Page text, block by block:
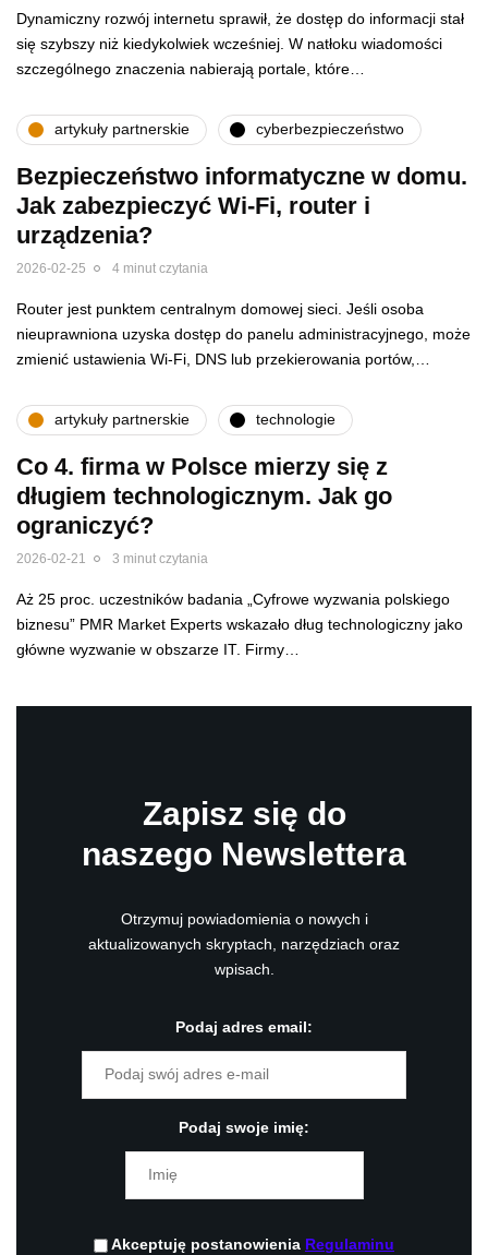
Dynamiczny rozwój internetu sprawił, że dostęp do informacji stał
się szybszy niż kiedykolwiek wcześniej. W natłoku wiadomości
szczególnego znaczenia nabierają portale, które…
artykuły partnerskie cyberbezpieczeństwo
Bezpieczeństwo informatyczne w domu.
Jak zabezpieczyć Wi-Fi, router i
urządzenia?
2026-02-25 4 minut czytania
Router jest punktem centralnym domowej sieci. Jeśli osoba
nieuprawniona uzyska dostęp do panelu administracyjnego, może
zmienić ustawienia Wi-Fi, DNS lub przekierowania portów,…
artykuły partnerskie technologie
Co 4. firma w Polsce mierzy się z
długiem technologicznym. Jak go
ograniczyć?
2026-02-21 3 minut czytania
Aż 25 proc. uczestników badania „Cyfrowe wyzwania polskiego
biznesu” PMR Market Experts wskazało dług technologiczny jako
główne wyzwanie w obszarze IT. Firmy…
Zapisz się do
naszego Newslettera
Otrzymuj powiadomienia o nowych i
aktualizowanych skryptach, narzędziach oraz
wpisach.
Podaj adres email:
Podaj swoje imię:
Akceptuję postanowienia Regulaminu